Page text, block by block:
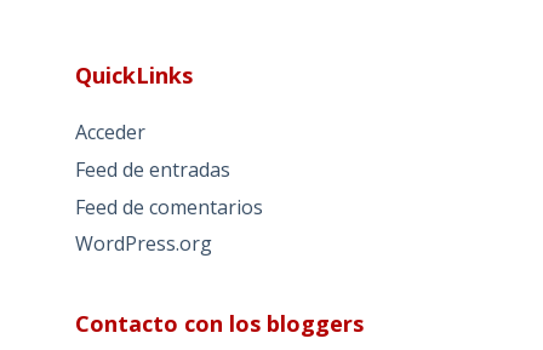
QuickLinks
Acceder
Feed de entradas
Feed de comentarios
WordPress.org
Contacto con los bloggers